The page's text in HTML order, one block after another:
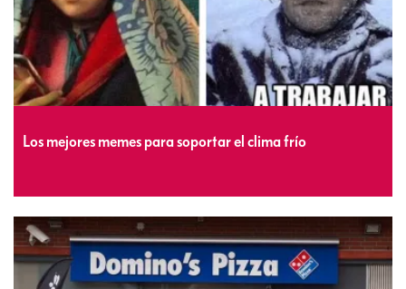
Los mejores memes para soportar el clima frío